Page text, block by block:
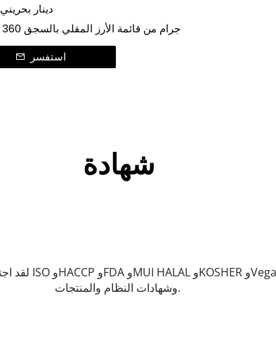
دينار بحريني
360 جرام من قائمة الأرز المقلي بالسجق
استفسر
شهادة
وشهادات النظام والمنتجات.